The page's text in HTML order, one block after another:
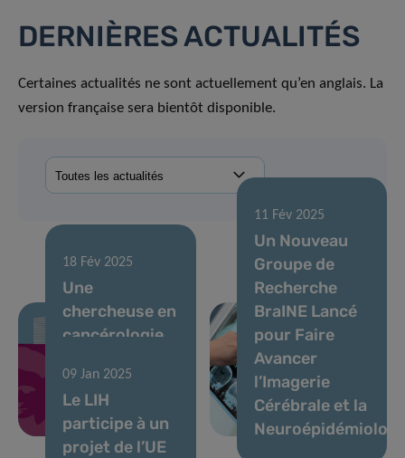
DERNIÈRES ACTUALITÉS
Certaines actualités ne sont actuellement qu’en anglais. La
version française sera bientôt disponible.
18 Fév 2025
Une
chercheuse en
cancérologie
la prestigieuse
bourse Marie
Curie
11 Fév 2025
Un Nouveau
Groupe de
Recherche
BraINE Lancé
pour Faire
Avancer
l’Imagerie
Cérébrale et la
09 Jan 2025
Le LIH
participe à un
projet de l’UE